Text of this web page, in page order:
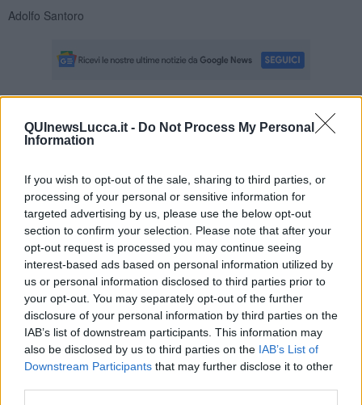
QUInewsLucca.it - Do Not Process My Personal
Information
If you wish to opt-out of the sale, sharing to third parties, or
processing of your personal or sensitive information for
targeted advertising by us, please use the below opt-out
section to confirm your selection. Please note that after your
opt-out request is processed you may continue seeing
interest-based ads based on personal information utilized by
us or personal information disclosed to third parties prior to
your opt-out. You may separately opt-out of the further
disclosure of your personal information by third parties on the
IAB’s list of downstream participants. This information may
also be disclosed by us to third parties on the IAB’s List of
Downstream Participants that may further disclose it to other
Adolfo Santoro
Se vuoi leggere le notizie principali della Toscana iscriviti alla
Newsletter QUInews - ToscanaMedia. Arriva gratis tutti i giorni
Basta cliccareQUI
Ti potrebbe interessare anche:
Articoli dal Blog “Disincantato” di Adolfo Santoro
​Un esempio di civismo
​Linee guida per organizzare il civismo della complessità
​Il ripristino della natura secondo la legge e l’impegno dei
Cittadini
Il nesso tra cambiamenti climatici e salute umana
Tutti morimmo a stento (3)
Tutti morimmo a stento (2)
​Tutti morimmo a stento (1)
IL CORRIDOIO BLU il resoconto del convegno